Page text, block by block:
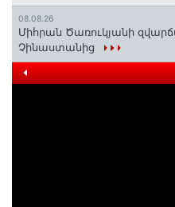
08.08.26
Միհրան Ծառուկյանի
Չինաստանից